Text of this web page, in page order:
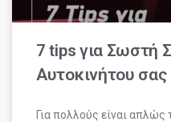
7 tips για Σωστή
Αυτοκινήτου σας
Για πολλούς είναι